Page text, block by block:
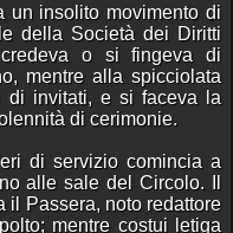
insolito movimento di
della Società dei Diritti
o si fingeva di
mentre alla spicciolata
di invitati, e si faceva la
di cerimonie.
di servizio comincia a
alle sale del Circolo. Il
il Passera, noto redattore
mentre costui letiga